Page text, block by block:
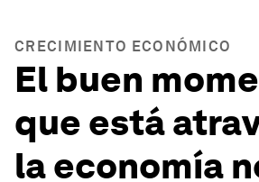
CRECIMIENTO ECONÓMICO
El buen
que está
la economía